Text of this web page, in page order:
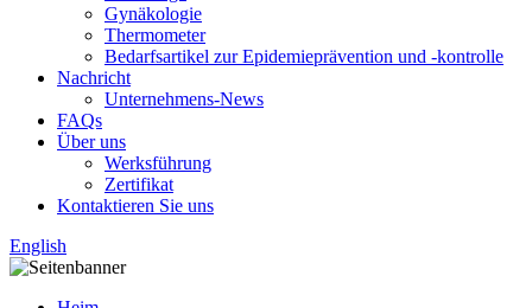
Gynäkologie
Thermometer
Bedarfsartikel zur Epidemieprävention und -kontrolle
Nachricht
Unternehmens-News
FAQs
Über uns
Werksführung
Zertifikat
Kontaktieren Sie uns
English